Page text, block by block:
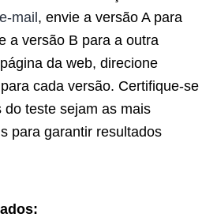
e-mail, envie a versão A para
a versão B para a outra
da web, direcione
cada versão. Certifique-se
teste sejam as mais
para garantir resultados